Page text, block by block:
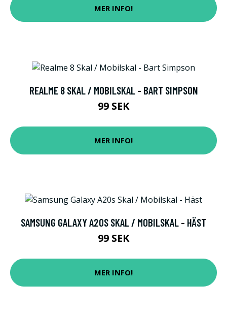
MER INFO!
REALME 8 SKAL / MOBILSKAL - BART SIMPSON
99 SEK
MER INFO!
SAMSUNG GALAXY A20S SKAL / MOBILSKAL - HÄST
99 SEK
MER INFO!